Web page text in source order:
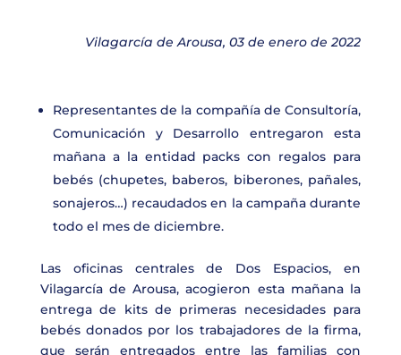
Vilagarcía de Arousa, 03 de enero de 2022
Representantes de la compañía de Consultoría,
Comunicación y Desarrollo entregaron esta
mañana a la entidad packs con regalos para
bebés (chupetes, baberos, biberones, pañales,
sonajeros…) recaudados en la campaña durante
todo el mes de diciembre.
Las oficinas centrales de Dos Espacios, en
Vilagarcía de Arousa, acogieron esta mañana la
entrega de kits de primeras necesidades para
bebés donados por los trabajadores de la firma,
que serán entregados entre las familias con